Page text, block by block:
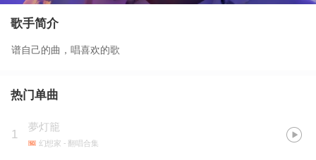
歌手简介
谱自己的曲，唱喜欢的歌
热门单曲
1
夢灯籠
幻想家 - 翻唱合集